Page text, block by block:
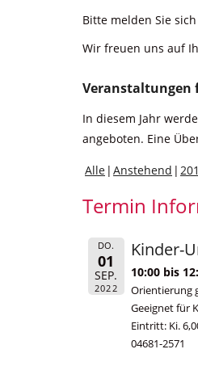
Bitte melden Sie
Wir freuen uns auf
Veranstaltungen
In diesem Jahr
angeboten. Eine
Alle Anstehend
Termin
DO.
01
SEP.
2022
Kinder-
10:00 bis
Orientierung
Geeignet für
Eintritt: Ki.
04681-2571